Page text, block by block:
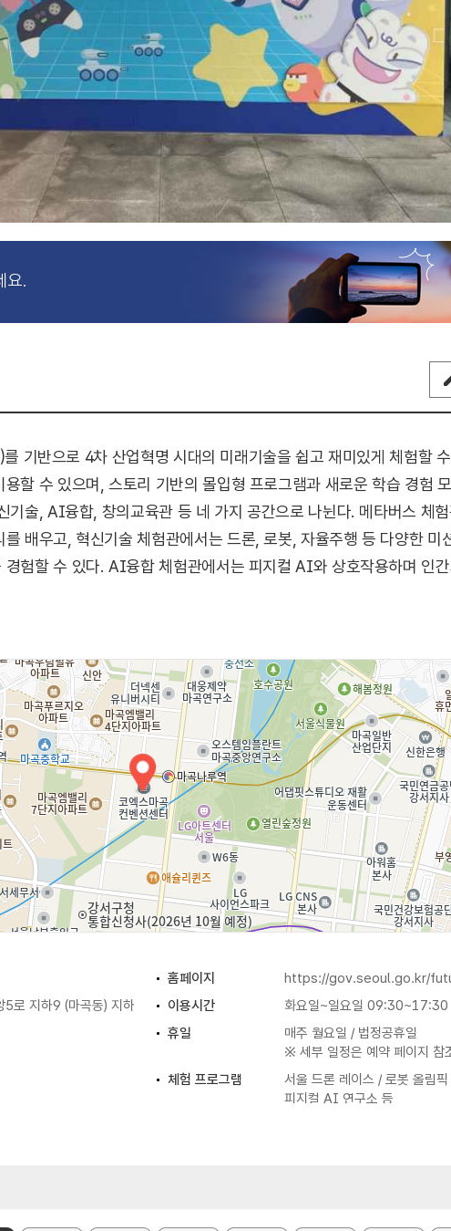
요.
기반으로 4차 산업혁명 시대의 미래기술을 쉽고 재미있게 체험할
할 수 있으며, 스토리 기반의 몰입형 프로그램과 새로운 학습 경험
기술, AI융합, 창의교육관 등 네 가지 공간으로 나뉜다. 메타버스 체
배우고, 혁신기술 체험관에서는 드론, 로봇, 자율주행 등 다양한 미
경험할 수 있다. AI융합 체험관에서는 피지컬 AI와 상호작용하며 인
험할 수 있다. 창의교육관에서는 미래기술을 주제로 한 특강과 다양
홈페이지
https://gov.seoul.go.kr/
5로 지하9 (마곡동) 지하
이용시간
화요일~일요일 09:30~17:30
휴일
매주 월요일 / 법정공휴일
※ 세부 일정은 예약 페이지 참
체험 프로그램
서울 드론 레이스 / 로봇 올림
피지컬 AI 연구소 등